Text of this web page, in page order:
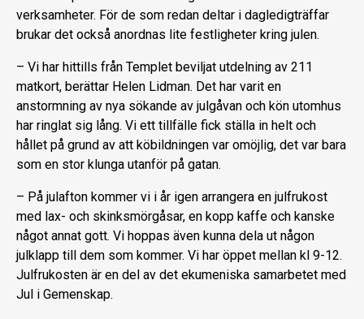
verksamheter. För de som redan deltar i dagledigträffar
brukar det också anordnas lite festligheter kring julen.
– Vi har hittills från Templet beviljat utdelning av 211
matkort, berättar Helen Lidman. Det har varit en
anstormning av nya sökande av julgåvan och kön utomhus
har ringlat sig lång. Vi ett tillfälle fick ställa in helt och
hållet på grund av att köbildningen var omöjlig, det var bara
som en stor klunga utanför på gatan.
– På julafton kommer vi i år igen arrangera en julfrukost
med lax- och skinksmörgåsar, en kopp kaffe och kanske
något annat gott. Vi hoppas även kunna dela ut någon
julklapp till dem som kommer. Vi har öppet mellan kl 9-12.
Julfrukosten är en del av det ekumeniska samarbetet med
Jul i Gemenskap.